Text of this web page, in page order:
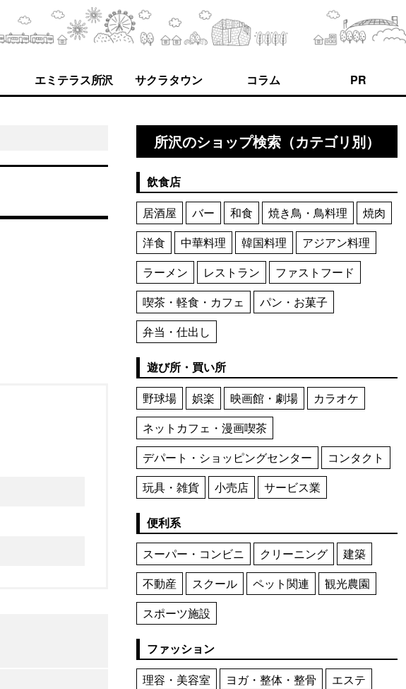
エミテラス所沢 サクラタウン コラム PR
所沢のショップ検索（カテゴリ別）
飲食店
居酒屋
バー 和食 焼き鳥・鳥料理
焼肉
洋食
中華料理 韓国料理
アジアン料理
ラーメン
レストラン
ファストフード
喫茶・軽食・カフェ
パン・お菓子
弁当・仕出し
遊び所・買い所
野球場
娯楽 映画館・劇場
カラオケ
ネットカフェ・漫画喫茶
デパート・ショッピングセンター
コンタクト
玩具・雑貨
小売店 サービス業
便利系
スーパー・コンビニ
クリーニング
建築
不動産
スクール ペット関連
観光農園
スポーツ施設
ファッション
理容・美容室
ヨガ・整体・整骨
エステ